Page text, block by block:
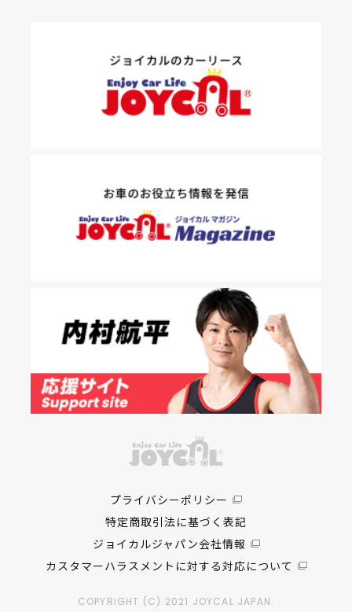
プライバシーポリシー
特定商取引法に基づく表記
ジョイカルジャパン会社情報
カスタマーハラスメントに対する対応について
COPYRIGHT (C) 2021 JOYCAL JAPAN.